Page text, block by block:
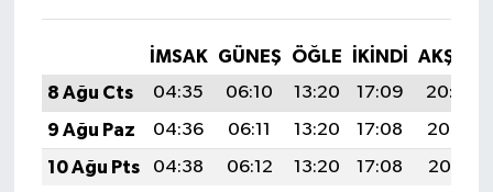
İMSAK GÜNEŞ ÖĞLE İKINDI
AKŞAM
8 Ağu Cts
04:35 06:10 13:20 17:09
20:20
9 Ağu Paz
04:36 06:11 13:20 17:08
20:19
10 Ağu Pts
04:38 06:12 13:20 17:08 20:18
Manyas
OLAY